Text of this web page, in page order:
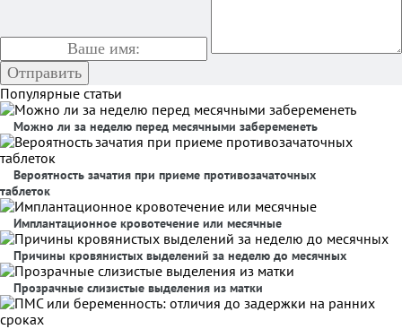
Популярные статьи
Можно ли за неделю перед месячными забеременеть
Вероятность зачатия при приеме противозачаточных
таблеток
Имплантационное кровотечение или месячные
Причины кровянистых выделений за неделю до месячных
Прозрачные слизистые выделения из матки